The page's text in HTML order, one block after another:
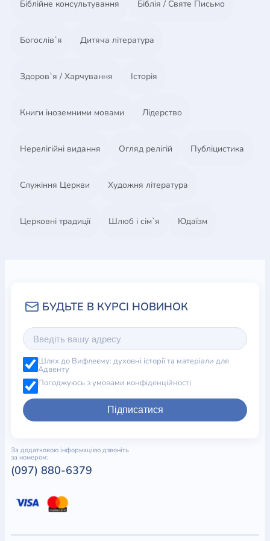
Біблійне консультування Біблія / Святе Письмо
Богослів`я Дитяча література
Здоров`я / Харчування Історія
Книги іноземними мовами Лідерство
Нерелігійні видання Огляд релігій Публіцистика
Служіння Церкви Художня література
Церковні традиції Шлюб і сім`я Юдаїзм
Шлях до Вифлеєму: духовні історії та матеріали для
Адвенту
Погоджуюсь з умовами конфіденційності
Підписатися
За додатковою інформацією дзвоніть
за номером:
(097) 880-6379